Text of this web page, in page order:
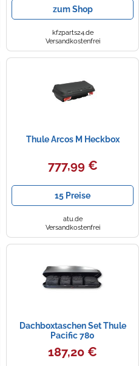
zum Shop
kfzparts24.de
Versandkostenfrei
Thule Arcos M Heckbox
777,99 €
15 Preise
atu.de
Versandkostenfrei
Dachboxtaschen Set Thule
Pacific 780
187,20 €